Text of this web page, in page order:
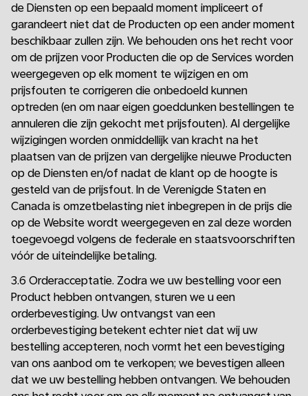
de Diensten op een bepaald moment impliceert of
garandeert niet dat de Producten op een ander moment
beschikbaar zullen zijn. We behouden ons het recht voor
om de prijzen voor Producten die op de Services worden
weergegeven op elk moment te wijzigen en om
prijsfouten te corrigeren die onbedoeld kunnen
optreden (en om naar eigen goeddunken bestellingen te
annuleren die zijn gekocht met prijsfouten). Al dergelijke
wijzigingen worden onmiddellijk van kracht na het
plaatsen van de prijzen van dergelijke nieuwe Producten
op de Diensten en/of nadat de klant op de hoogte is
gesteld van de prijsfout. In de Verenigde Staten en
Canada is omzetbelasting niet inbegrepen in de prijs die
op de Website wordt weergegeven en zal deze worden
toegevoegd volgens de federale en staatsvoorschriften
vóór de uiteindelijke betaling.
3.6 Orderacceptatie. Zodra we uw bestelling voor een
Product hebben ontvangen, sturen we u een
orderbevestiging. Uw ontvangst van een
orderbevestiging betekent echter niet dat wij uw
bestelling accepteren, noch vormt het een bevestiging
van ons aanbod om te verkopen; we bevestigen alleen
dat we uw bestelling hebben ontvangen. We behouden